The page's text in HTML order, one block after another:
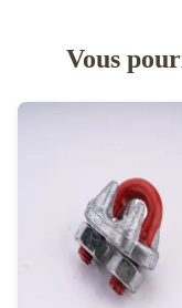
Vous